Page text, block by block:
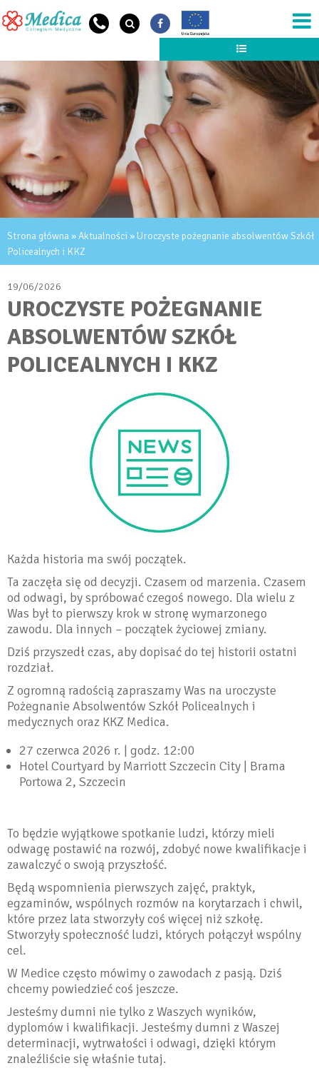
Przejdź do treści
Strona główna»Aktualności » Uroczyste pożegnanie absolwentów Szkół
Policealnych i KKZ
19/06/2026
UROCZYSTE POŻEGNANIE
ABSOLWENTÓW SZKÓŁ
POLICEALNYCH I KKZ
Każda historia ma swój początek.
Ta zaczęła się od decyzji. Czasem od marzenia. Czasem
od odwagi, by spróbować czegoś nowego. Dla wielu z
Was był to pierwszy krok w stronę wymarzonego
zawodu. Dla innych – początek życiowej zmiany.
Dziś przyszedł czas, aby dopisać do tej historii ostatni
rozdział.
Z ogromną radością zapraszamy Was na uroczyste
Pożegnanie Absolwentów Szkół Policealnych i
medycznych oraz KKZ Medica.
27 czerwca 2026 r. | godz. 12:00
Hotel Courtyard by Marriott Szczecin City | Brama
Portowa 2, Szczecin
To będzie wyjątkowe spotkanie ludzi, którzy mieli
odwagę postawić na rozwój, zdobyć nowe kwalifikacje i
zawalczyć o swoją przyszłość.
Będą wspomnienia pierwszych zajęć, praktyk,
egzaminów, wspólnych rozmów na korytarzach i chwil,
które przez lata stworzyły coś więcej niż szkołę.
Stworzyły społeczność ludzi, których połączył wspólny
cel.
W Medice często mówimy o zawodach z pasją. Dziś
chcemy powiedzieć coś jeszcze.
Jesteśmy dumni nie tylko z Waszych wyników,
dyplomów i kwalifikacji. Jesteśmy dumni z Waszej
determinacji, wytrwałości i odwagi, dzięki którym
znaleźliście się właśnie tutaj.